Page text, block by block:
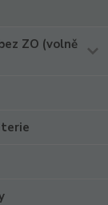
ZO (volně